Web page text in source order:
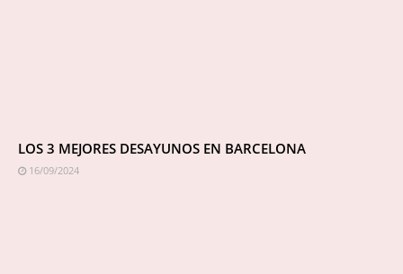
LOS 3 MEJORES DESAYUNOS EN BARCELONA
16/09/2024